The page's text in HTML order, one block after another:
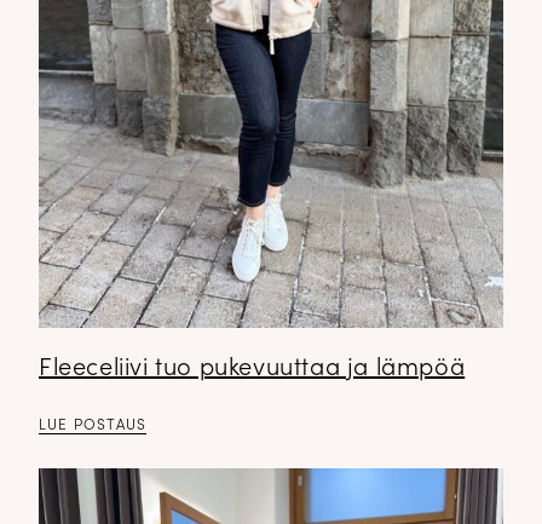
Fleeceliivi tuo pukevuuttaa ja lämpöä
LUE POSTAUS